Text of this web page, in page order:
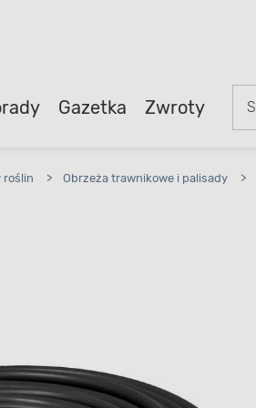
Gazetka Zwroty
roślin > Obrzeża trawnikowe i palisady >